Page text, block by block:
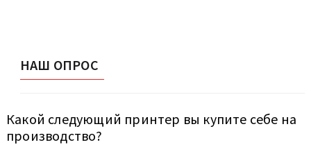
НАШ ОПРОС
Какой следующий принтер вы купите себе на
производство?